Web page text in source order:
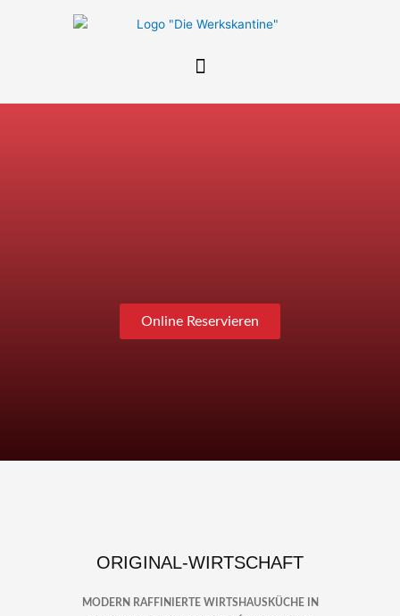
Online Reservieren
ORIGINAL-WIRTSCHAFT
MODERN RAFFINIERTE WIRTSHAUSKÜCHE IN